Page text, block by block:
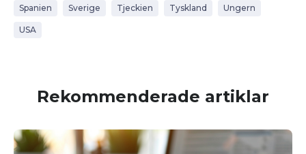
Spanien Sverige Tjeckien Tyskland Ungern
USA
Rekommenderade artiklar